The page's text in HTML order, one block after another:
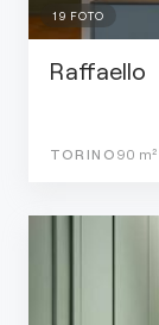
19 FOTO
Raffaello
TORINO 90 m²